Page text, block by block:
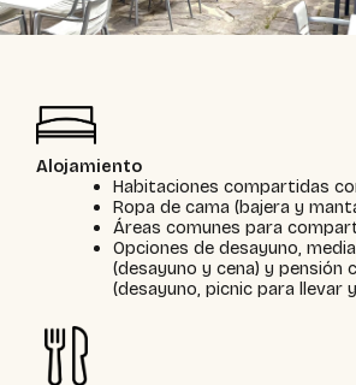
Alojamiento
Habitaciones compartidas
Ropa de cama (bajera y
Áreas comunes para
Opciones de desayuno,
(desayuno y cena) y pensión
(desayuno, picnic para llevar